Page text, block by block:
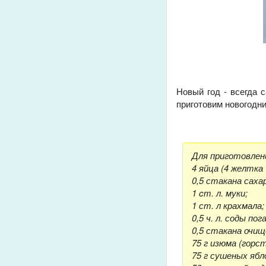
Новый год - всегда
приготовим
Для
4 яйца (4 желтка
0,5 стакана
1 cт. л. муки;
1 ст. л крахмала;
0,5 ч. л. соды
0,5 стакана
75 г изюма
75 г сушеных